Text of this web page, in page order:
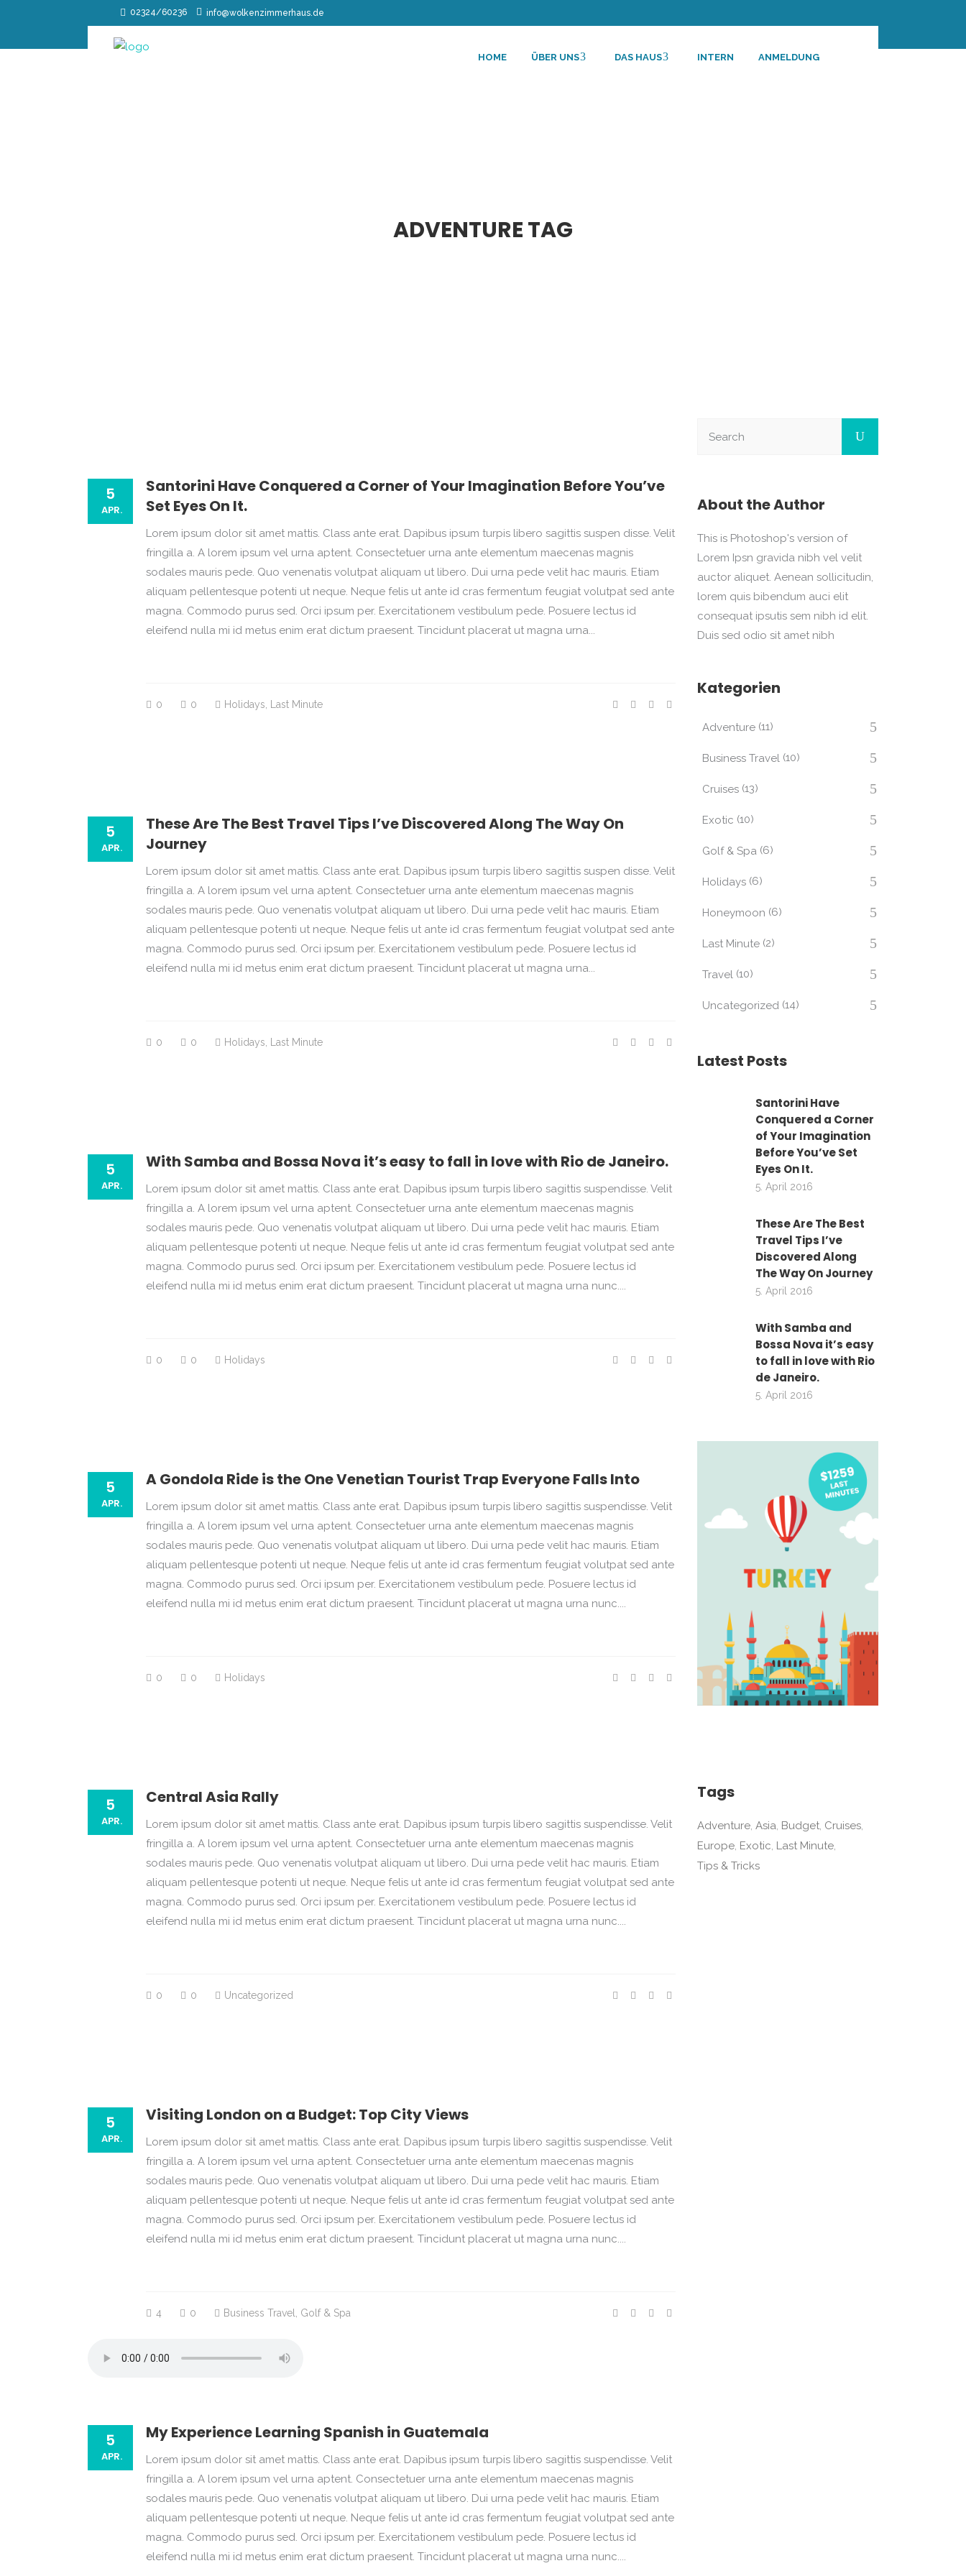
02324/60236 info@wolkenzimmerhaus.de
HOME ÜBER UNS DAS HAUS INTERN ANMELDUNG
ADVENTURE TAG
5
APR.
Santorini Have Conquered a Corner of Your Imagination Before You’ve
Set Eyes On It.
Lorem ipsum dolor sit amet mattis. Class ante erat. Dapibus ipsum turpis libero sagittis suspen disse. Velit
fringilla a. A lorem ipsum vel urna aptent. Consectetuer urna ante elementum maecenas magnis
sodales mauris pede. Quo venenatis volutpat aliquam ut libero. Dui urna pede velit hac mauris. Etiam
aliquam pellentesque potenti ut neque. Neque felis ut ante id cras fermentum feugiat volutpat sed ante
magna. Commodo purus sed. Orci ipsum per. Exercitationem vestibulum pede. Posuere lectus id
eleifend nulla mi id metus enim erat dictum praesent. Tincidunt placerat ut magna urna...
0 0 Holidays Last Minute
5
APR.
These Are The Best Travel Tips I’ve Discovered Along The Way On
Journey
Lorem ipsum dolor sit amet mattis. Class ante erat. Dapibus ipsum turpis libero sagittis suspen disse. Velit
fringilla a. A lorem ipsum vel urna aptent. Consectetuer urna ante elementum maecenas magnis
sodales mauris pede. Quo venenatis volutpat aliquam ut libero. Dui urna pede velit hac mauris. Etiam
aliquam pellentesque potenti ut neque. Neque felis ut ante id cras fermentum feugiat volutpat sed ante
magna. Commodo purus sed. Orci ipsum per. Exercitationem vestibulum pede. Posuere lectus id
eleifend nulla mi id metus enim erat dictum praesent. Tincidunt placerat ut magna urna...
0 0 Holidays Last Minute
5
APR.
With Samba and Bossa Nova it’s easy to fall in love with Rio de Janeiro.
Lorem ipsum dolor sit amet mattis. Class ante erat. Dapibus ipsum turpis libero sagittis suspendisse. Velit
fringilla a. A lorem ipsum vel urna aptent. Consectetuer urna ante elementum maecenas magnis
sodales mauris pede. Quo venenatis volutpat aliquam ut libero. Dui urna pede velit hac mauris. Etiam
aliquam pellentesque potenti ut neque. Neque felis ut ante id cras fermentum feugiat volutpat sed ante
magna. Commodo purus sed. Orci ipsum per. Exercitationem vestibulum pede. Posuere lectus id
eleifend nulla mi id metus enim erat dictum praesent. Tincidunt placerat ut magna urna nunc....
0 0 Holidays
5
APR.
A Gondola Ride is the One Venetian Tourist Trap Everyone Falls Into
Lorem ipsum dolor sit amet mattis. Class ante erat. Dapibus ipsum turpis libero sagittis suspendisse. Velit
fringilla a. A lorem ipsum vel urna aptent. Consectetuer urna ante elementum maecenas magnis
sodales mauris pede. Quo venenatis volutpat aliquam ut libero. Dui urna pede velit hac mauris. Etiam
aliquam pellentesque potenti ut neque. Neque felis ut ante id cras fermentum feugiat volutpat sed ante
magna. Commodo purus sed. Orci ipsum per. Exercitationem vestibulum pede. Posuere lectus id
eleifend nulla mi id metus enim erat dictum praesent. Tincidunt placerat ut magna urna nunc....
0 0 Holidays
5
APR.
Central Asia Rally
Lorem ipsum dolor sit amet mattis. Class ante erat. Dapibus ipsum turpis libero sagittis suspendisse. Velit
fringilla a. A lorem ipsum vel urna aptent. Consectetuer urna ante elementum maecenas magnis
sodales mauris pede. Quo venenatis volutpat aliquam ut libero. Dui urna pede velit hac mauris. Etiam
aliquam pellentesque potenti ut neque. Neque felis ut ante id cras fermentum feugiat volutpat sed ante
magna. Commodo purus sed. Orci ipsum per. Exercitationem vestibulum pede. Posuere lectus id
eleifend nulla mi id metus enim erat dictum praesent. Tincidunt placerat ut magna urna nunc....
0 0 Uncategorized
5
APR.
Visiting London on a Budget: Top City Views
Lorem ipsum dolor sit amet mattis. Class ante erat. Dapibus ipsum turpis libero sagittis suspendisse. Velit
fringilla a. A lorem ipsum vel urna aptent. Consectetuer urna ante elementum maecenas magnis
sodales mauris pede. Quo venenatis volutpat aliquam ut libero. Dui urna pede velit hac mauris. Etiam
aliquam pellentesque potenti ut neque. Neque felis ut ante id cras fermentum feugiat volutpat sed ante
magna. Commodo purus sed. Orci ipsum per. Exercitationem vestibulum pede. Posuere lectus id
eleifend nulla mi id metus enim erat dictum praesent. Tincidunt placerat ut magna urna nunc....
4 0 Business Travel Golf & Spa
5
APR.
My Experience Learning Spanish in Guatemala
Lorem ipsum dolor sit amet mattis. Class ante erat. Dapibus ipsum turpis libero sagittis suspendisse. Velit
fringilla a. A lorem ipsum vel urna aptent. Consectetuer urna ante elementum maecenas magnis
sodales mauris pede. Quo venenatis volutpat aliquam ut libero. Dui urna pede velit hac mauris. Etiam
aliquam pellentesque potenti ut neque. Neque felis ut ante id cras fermentum feugiat volutpat sed ante
magna. Commodo purus sed. Orci ipsum per. Exercitationem vestibulum pede. Posuere lectus id
eleifend nulla mi id metus enim erat dictum praesent. Tincidunt placerat ut magna urna nunc....
About the Author
This is Photoshop's version of
Lorem Ipsn gravida nibh vel velit
auctor aliquet. Aenean sollicitudin,
lorem quis bibendum auci elit
consequat ipsutis sem nibh id elit.
Duis sed odio sit amet nibh
Kategorien
Adventure(11)
Business Travel (10)
Cruises(13)
Exotic (10)
Golf & Spa (6)
Holidays(6)
Honeymoon (6)
Last Minute(2)
Travel (10)
Uncategorized (14)
Latest Posts
Santorini Have
Conquered a Corner
of Your Imagination
Before You’ve Set
Eyes On It.
5. April 2016
These Are The Best
Travel Tips I’ve
Discovered Along
The Way On Journey
5. April 2016
With Samba and
Bossa Nova it’s easy
to fall in love with Rio
de Janeiro.
5. April 2016
Tags
Adventure Asia Budget Cruises
Europe Exotic Last Minute
Tips & Tricks